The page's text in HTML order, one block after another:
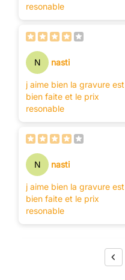
resonable
N nasti
j aime bien la gravure est
bien faite et le prix
resonable
N nasti
j aime bien la gravure est
bien faite et le prix
resonable